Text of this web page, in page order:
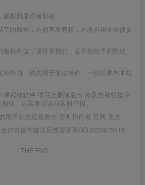
权归原作者所有！
空间服务，不拥有所有权，不承担相关法律责
版权利益，请联系我们，会尽快给予删除处
和学习，请勿用于非法操作，一切后果与本站
课程或软件 请马上删除退出 涉及自身权益/利
信，访客发现请向客服举报。
用于非法违规操作 否则和作者 官网 无关
作对接与建议反馈请联系QQ:2238875818
THE END